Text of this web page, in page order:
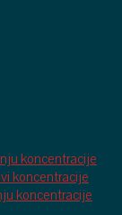
koncentracije
koncentracije
koncentracije